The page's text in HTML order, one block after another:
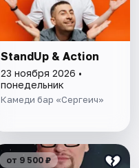
StandUp & Action
23 ноября 2026 •
понедельник
Камеди бар «Сергеич»
от 9 500 ₽